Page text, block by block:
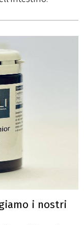
i nostri